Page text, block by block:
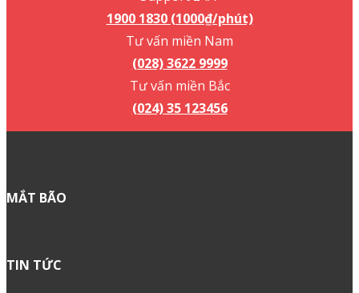
1900 1830 (1000₫/phút)
Tư vấn miền Nam
(028) 3622 9999
Tư vấn miền Bắc
(024) 35 123456
MẮT BÃO
TIN TỨC